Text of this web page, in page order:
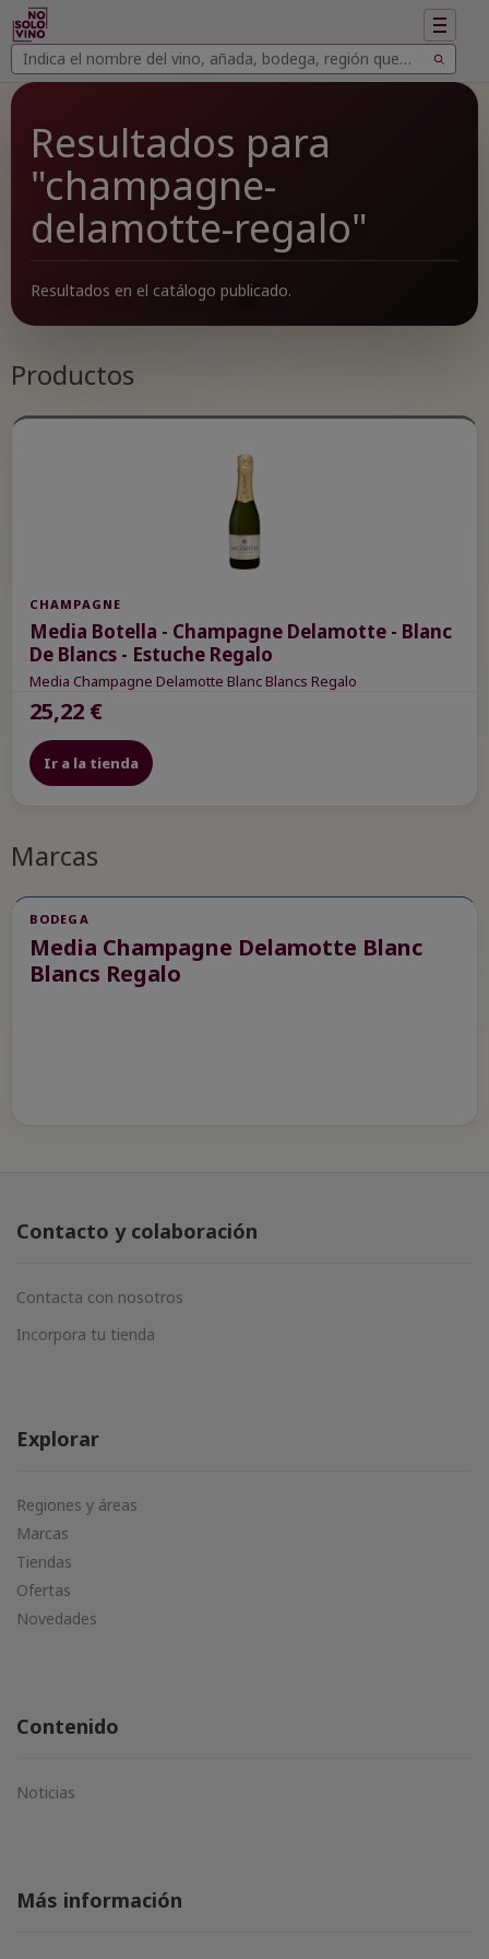
Buscar
vinos
Buscar
Mostrar
Resultados para
"champagne-
delamotte-regalo"
Resultados en el catálogo publicado.
Productos
CHAMPAGNE
Media Botella - Champagne Delamotte - Blanc
De Blancs - Estuche Regalo
Media Champagne Delamotte Blanc Blancs Regalo
25,22 €
Ir a la tienda
Marcas
BODEGA
Media Champagne Delamotte Blanc
Blancs Regalo
Contacto y colaboración
Contacta con nosotros
Incorpora tu tienda
Explorar
Regiones y áreas
Marcas
Tiendas
Ofertas
Novedades
Contenido
Noticias
Más información